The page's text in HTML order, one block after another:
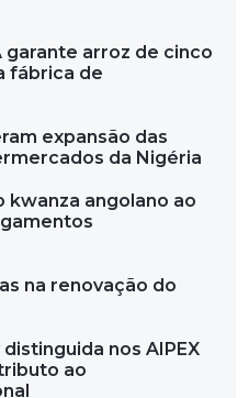
garante arroz de cinco
fábrica de
expansão das
da Nigéria
kwanza angolano ao
na renovação do
nos AIPEX
ao